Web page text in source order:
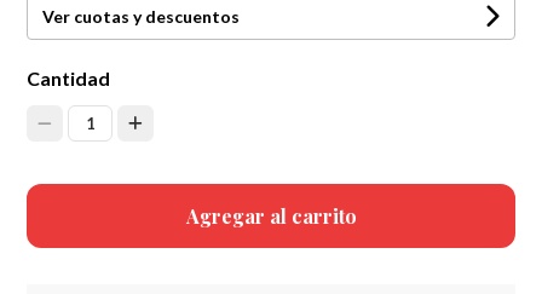
Ver cuotas y descuentos
Cantidad
1
Agregar al carrito